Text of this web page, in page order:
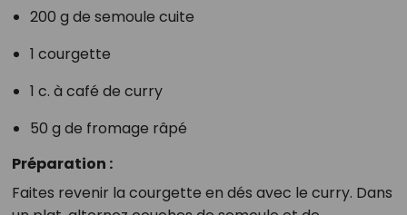
200 g de semoule cuite
1 courgette
1 c. à café de curry
50 g de fromage râpé
Préparation :
Faites revenir la courgette en dés avec le curry. Dans